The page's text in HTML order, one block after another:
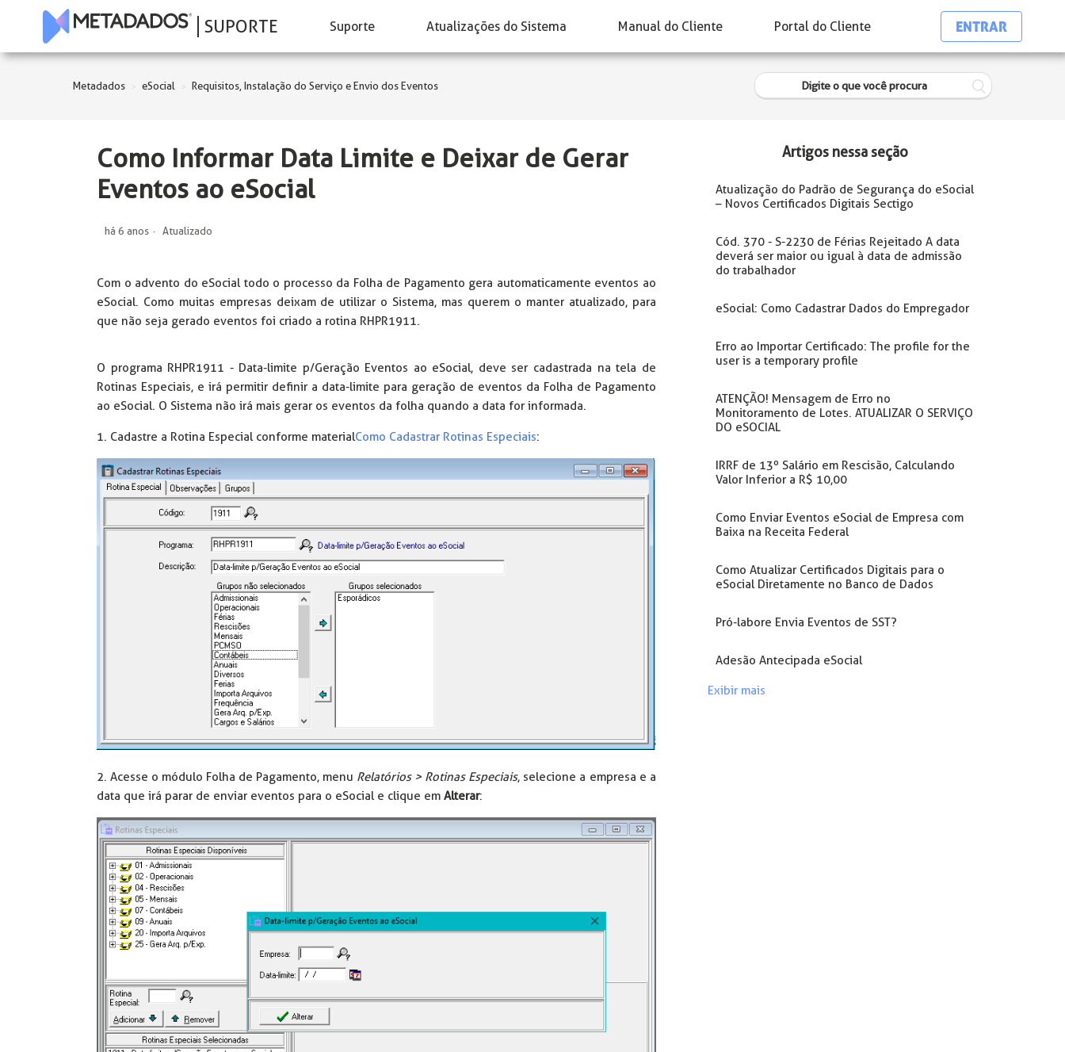
SUPORTE Suporte Atualizações do Sistema Manual do Cliente Portal do Cliente ENTRAR
Metadados eSocial Requisitos, Instalação do Serviço e Envio dos Eventos
Como Informar Data Limite e Deixar de Gerar
Eventos ao eSocial
há 6 anos Atualizado
Com o advento do eSocial todo o processo da Folha de Pagamento gera automaticamente eventos ao
eSocial. Como muitas empresas deixam de utilizar o Sistema, mas querem o manter atualizado, para
que não seja gerado eventos foi criado a rotina RHPR1911.
O programa RHPR1911 - Data-limite p/Geração Eventos ao eSocial, deve ser cadastrada na tela de
Rotinas Especiais, e irá permitir definir a data-limite para geração de eventos da Folha de Pagamento
ao eSocial. O Sistema não irá mais gerar os eventos da folha quando a data for informada.
1. Cadastre a Rotina Especial conforme materialComo Cadastrar Rotinas Especiais:
2. Acesse o módulo Folha de Pagamento, menu Relatórios > Rotinas Especiais, selecione a empresa e a
data que irá parar de enviar eventos para o eSocial e clique em Alterar:
Artigos nessa seção
Atualização do Padrão de Segurança do eSocial
– Novos Certificados Digitais Sectigo
Cód. 370 - S-2230 de Férias Rejeitado A data
deverá ser maior ou igual à data de admissão
do trabalhador
eSocial: Como Cadastrar Dados do Empregador
Erro ao Importar Certificado: The profile for the
user is a temporary profile
ATENÇÃO! Mensagem de Erro no
Monitoramento de Lotes. ATUALIZAR O SERVIÇO
DO eSOCIAL
IRRF de 13º Salário em Rescisão, Calculando
Valor Inferior a R$ 10,00
Como Enviar Eventos eSocial de Empresa com
Baixa na Receita Federal
Como Atualizar Certificados Digitais para o
eSocial Diretamente no Banco de Dados
Pró-labore Envia Eventos de SST?
Adesão Antecipada eSocial
Exibir mais